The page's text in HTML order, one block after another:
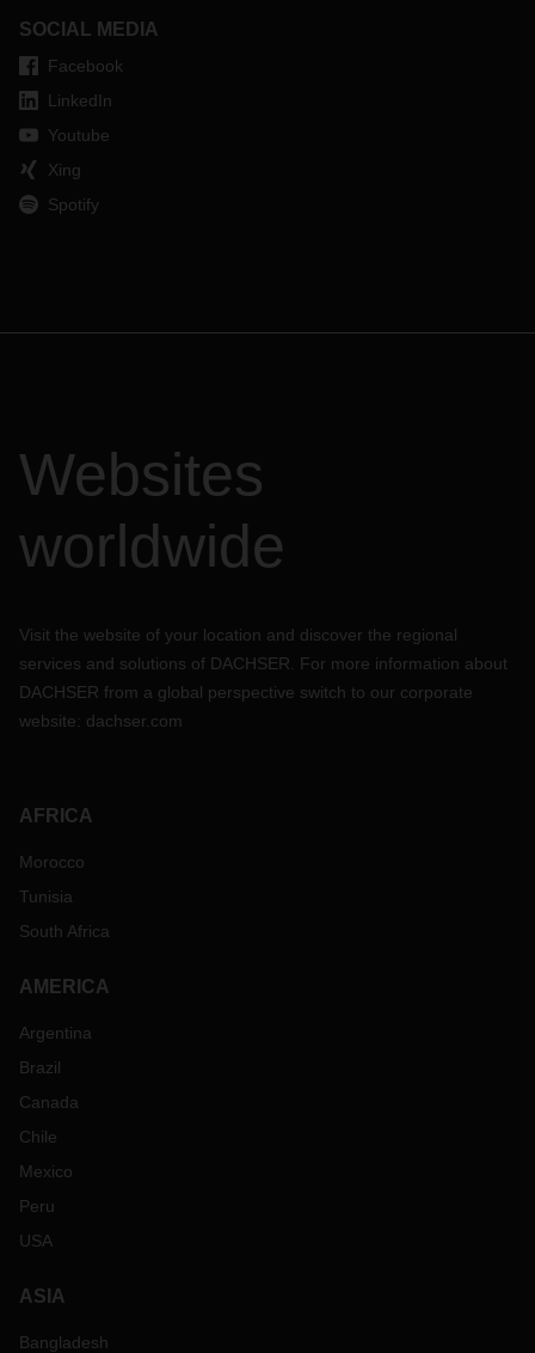
SOCIAL MEDIA
Facebook
LinkedIn
Youtube
Xing
Spotify
Websites
worldwide
Visit the website of your location and discover the regional
services and solutions of DACHSER. For more information about
DACHSER from a global perspective switch to our corporate
website: dachser.com
AFRICA
Morocco
Tunisia
South Africa
AMERICA
Argentina
Brazil
Canada
Chile
Mexico
Peru
USA
ASIA
Bangladesh